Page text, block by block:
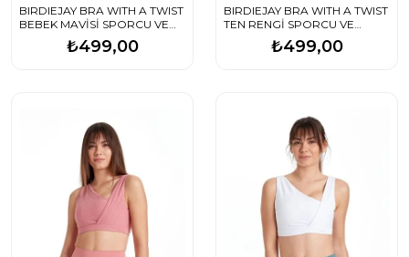
BIRDIEJAY BRA WITH A TWIST
BEBEK MAVİSİ SPORCU VE
YOGA SÜTYENİ₺499,00
BIRDIEJAY BRA WITH A TWIST
TEN RENGİ SPORCU VE
YOGA SÜTYENİ₺499,00